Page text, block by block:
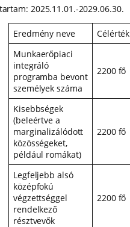
2025.11.01.-2029.06.30.
Eredmény neve Célérték
Munkaerőpiaci
integráló
programba bevont
személyek száma
2200 fő
Kisebbségek
(beleértve a
marginalizálódott
közösségeket,
például romákat)
2200 fő
Legfeljebb alsó
középfokú
végzettséggel
rendelkező
résztvevők
2200 fő